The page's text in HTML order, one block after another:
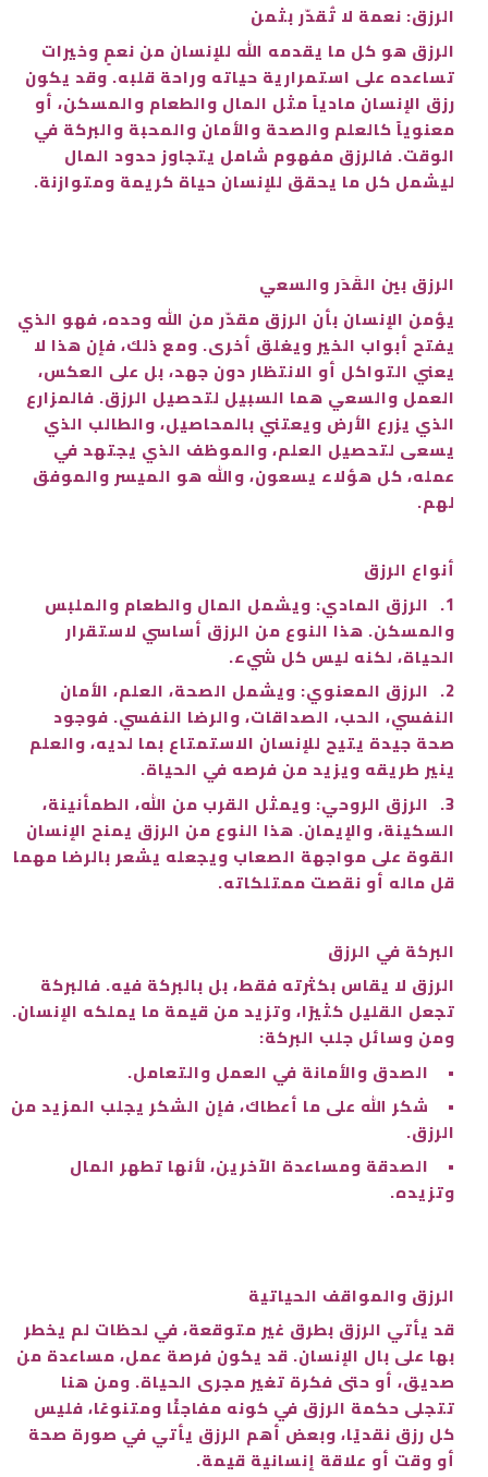
الرزق: نعمة لا تُقدّر بثمن
الرزق هو كل ما يقدمه الله للإنسان من نعمٍ وخيرات
تساعده على استمرارية حياته وراحة قلبه. وقد يكون
رزق الإنسان مادياً مثل المال والطعام والمسكن، أو
معنوياً كالعلم والصحة والأمان والمحبة والبركة في
الوقت. فالرزق مفهوم شامل يتجاوز حدود المال
ليشمل كل ما يحقق للإنسان حياة كريمة ومتوازنة.
الرزق بين القَدَر والسعي
يؤمن الإنسان بأن الرزق مقدّر من الله وحده، فهو الذي
يفتح أبواب الخير ويغلق أخرى. ومع ذلك، فإن هذا لا
يعني التواكل أو الانتظار دون جهد، بل على العكس،
العمل والسعي هما السبيل لتحصيل الرزق. فالمزارع
الذي يزرع الأرض ويعتني بالمحاصيل، والطالب الذي
يسعى لتحصيل العلم، والموظف الذي يجتهد في
عمله، كل هؤلاء يسعون، والله هو الميسر والموفق
لهم.
أنواع الرزق
1.
الرزق المادي: ويشمل المال والطعام والملبس
والمسكن. هذا النوع من الرزق أساسي لاستقرار
الحياة، لكنه ليس كل شيء.
2.
الرزق المعنوي: ويشمل الصحة، العلم، الأمان
النفسي، الحب، الصداقات، والرضا النفسي. فوجود
صحة جيدة يتيح للإنسان الاستمتاع بما لديه، والعلم
ينير طريقه ويزيد من فرصه في الحياة.
3.
الرزق الروحي: ويمثل القرب من الله، الطمأنينة،
السكينة، والإيمان. هذا النوع من الرزق يمنح الإنسان
القوة على مواجهة الصعاب ويجعله يشعر بالرضا مهما
قل ماله أو نقصت ممتلكاته.
البركة في الرزق
الرزق لا يقاس بكثرته فقط، بل بالبركة فيه. فالبركة
تجعل القليل كثيرًا، وتزيد من قيمة ما يملكه الإنسان.
ومن وسائل جلب البركة:
•
الصدق والأمانة في العمل والتعامل.
•
شكر الله على ما أعطاك، فإن الشكر يجلب المزيد من
الرزق.
•
الصدقة ومساعدة الآخرين، لأنها تطهر المال
وتزيده.
الرزق والمواقف الحياتية
قد يأتي الرزق بطرق غير متوقعة، في لحظات لم يخطر
بها على بال الإنسان. قد يكون فرصة عمل، مساعدة من
صديق، أو حتى فكرة تغير مجرى الحياة. ومن هنا
تتجلى حكمة الرزق في كونه مفاجئًا ومتنوعًا، فليس
كل رزق نقديًا، وبعض أهم الرزق يأتي في صورة صحة
أو وقت أو علاقة إنسانية قيمة.